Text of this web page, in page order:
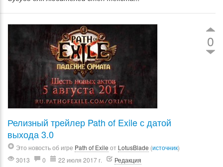
0
Релизный трейлер Path of Exile с датой
выхода 3.0
Это новость об игре Path of Exile от LotusBlade (источник)
3013
0 22 июля 2017 г. Редакция